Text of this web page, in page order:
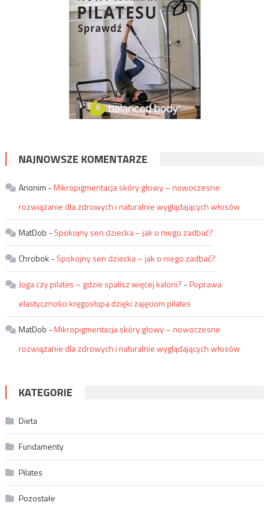
NAJNOWSZE KOMENTARZE
Anonim -Mikropigmentacja skóry głowy – nowoczesne
rozwiązanie dla zdrowych i naturalnie wyglądających włosów
MatDob -Spokojny sen dziecka – jak o niego zadbać?
Chrobok -Spokojny sen dziecka – jak o niego zadbać?
Joga czy pilates – gdzie spalisz więcej kalorii? -Poprawa
elastyczności kręgosłupa dzięki zajęciom pilates
MatDob -Mikropigmentacja skóry głowy – nowoczesne
rozwiązanie dla zdrowych i naturalnie wyglądających włosów
KATEGORIE
Dieta
Fundamenty
Pilates
Pozostałe